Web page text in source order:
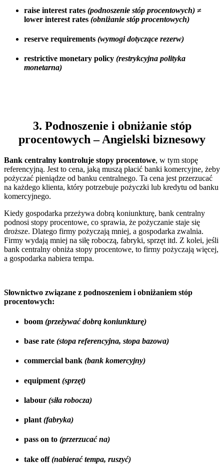
raise interest rates (podnoszenie stóp procentowych) ≠
lower interest rates (obniżanie stóp procentowych)
reserve requirements (wymogi dotyczące rezerw)
restrictive monetary policy (restrykcyjna polityka
monetarna)
3. Podnoszenie i obniżanie stóp
procentowych – Angielski biznesowy
Bank centralny kontroluje stopy procentowe, w tym stopę
referencyjną. Jest to cena, jaką muszą płacić banki komercyjne, żeby
pożyczać pieniądze od banku centralnego. Ta cena jest przerzucać
na każdego klienta, który potrzebuje pożyczki lub kredytu od banku
komercyjnego.
Kiedy gospodarka przeżywa dobrą koniunkturę, bank centralny
podnosi stopy procentowe, co sprawia, że pożyczanie staje się
droższe. Dlatego firmy pożyczają mniej, a gospodarka zwalnia.
Firmy wydają mniej na siłę roboczą, fabryki, sprzęt itd. Z kolei, jeśli
bank centralny obniża stopy procentowe, to firmy pożyczają więcej,
a gospodarka nabiera tempa.
Słownictwo związane z podnoszeniem i obniżaniem stóp
procentowych:
boom (przeżywać dobrą koniunkturę)
base rate (stopa referencyjna, stopa bazowa)
commercial bank (bank komercyjny)
equipment (sprzęt)
labour (siła robocza)
plant (fabryka)
pass on to (przerzucać na)
take off(nabierać tempa, ruszyć)